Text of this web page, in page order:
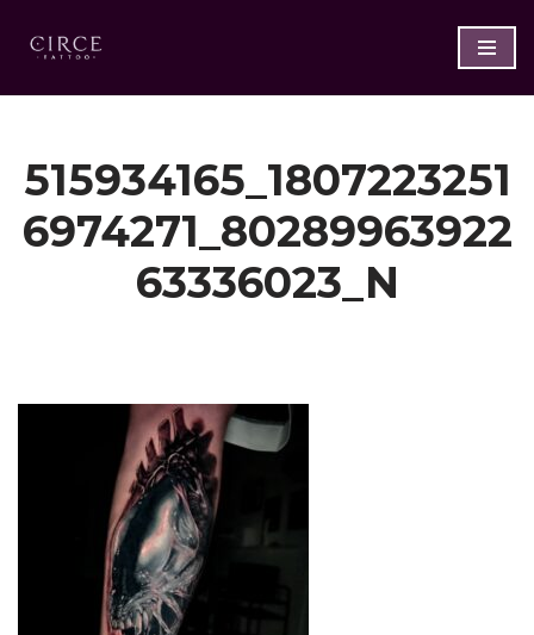
Saltar
al
515934165_1807223251
6974271_80289963922
63336023_N